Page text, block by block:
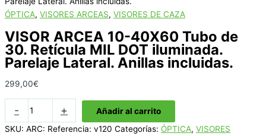
ÓPTICA, VISORES ARCEAS, VISORES DE CAZA
VISOR ARCEA 10-40X60 Tubo de
30. Retícula MIL DOT iluminada.
Parelaje Lateral. Anillas incluidas.
299,00€
-
ARCEA
10-
+
Añadir al carrito
SKU: ARC: Referencia: v120 Categorías: ÓPTICA, VISORES